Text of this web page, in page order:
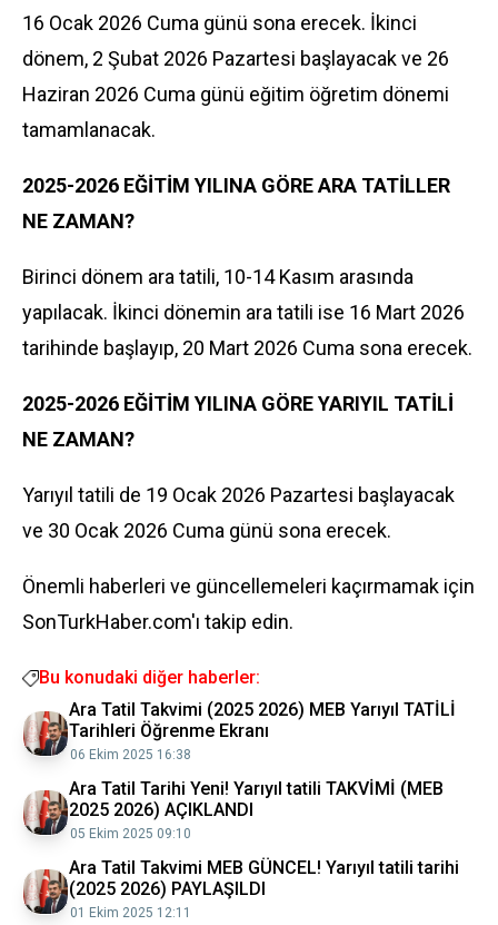
16 Ocak 2026 Cuma günü sona erecek. İkinci
dönem, 2 Şubat 2026 Pazartesi başlayacak ve 26
Haziran 2026 Cuma günü eğitim öğretim dönemi
tamamlanacak.
2025-2026 EĞİTİM YILINA GÖRE ARA TATİLLER
NE ZAMAN?
Birinci dönem ara tatili, 10-14 Kasım arasında
yapılacak. İkinci dönemin ara tatili ise 16 Mart 2026
tarihinde başlayıp, 20 Mart 2026 Cuma sona erecek.
2025-2026 EĞİTİM YILINA GÖRE YARIYIL TATİLİ
NE ZAMAN?
Yarıyıl tatili de 19 Ocak 2026 Pazartesi başlayacak
ve 30 Ocak 2026 Cuma günü sona erecek.
Önemli haberleri ve güncellemeleri kaçırmamak için
SonTurkHaber.com'ı takip edin.
Bu konudaki diğer haberler:
Ara Tatil Takvimi (2025 2026) MEB Yarıyıl TATİLİ
Tarihleri Öğrenme Ekranı
06 Ekim 2025 16:38
Ara Tatil Tarihi Yeni! Yarıyıl tatili TAKVİMİ (MEB
2025 2026) AÇIKLANDI
05 Ekim 2025 09:10
Ara Tatil Takvimi MEB GÜNCEL! Yarıyıl tatili tarihi
(2025 2026) PAYLAŞILDI
01 Ekim 2025 12:11